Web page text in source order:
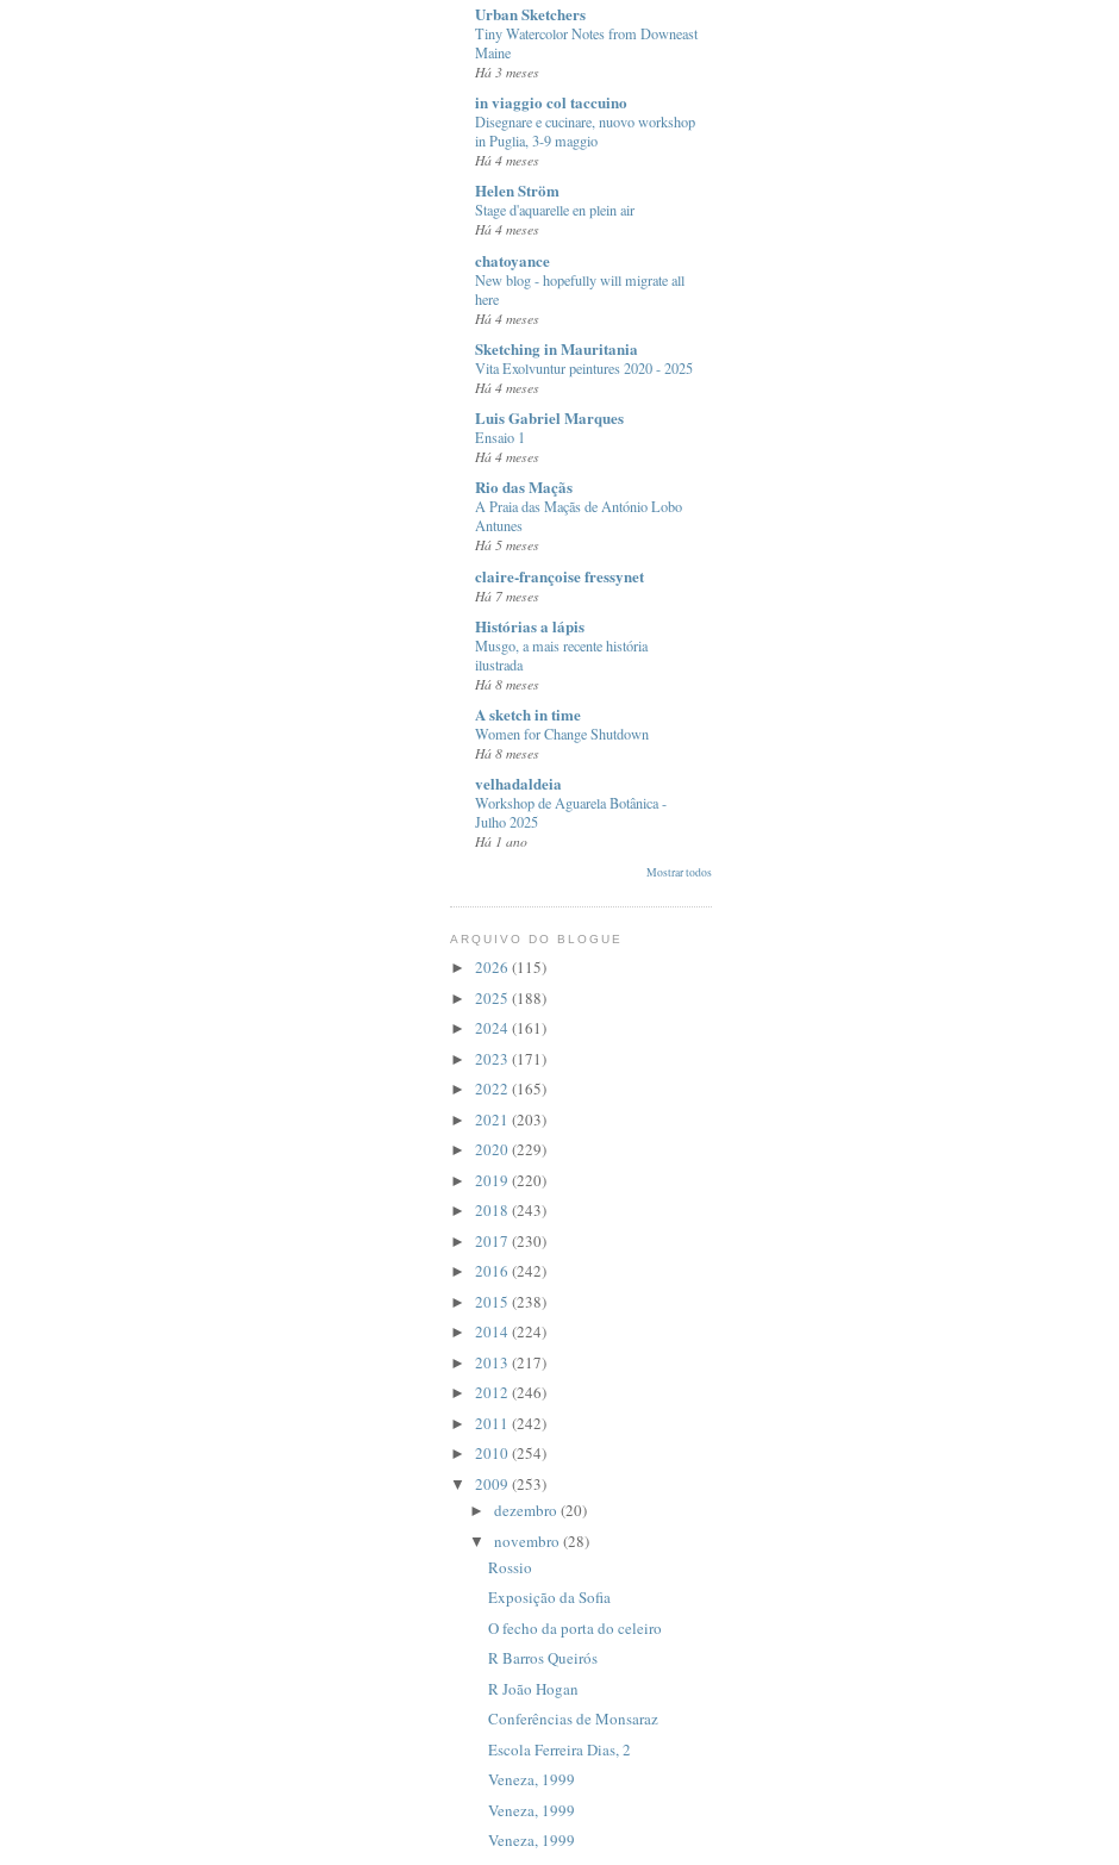
Urban Sketchers
Tiny Watercolor Notes from Downeast
Maine
Há 3 meses
in viaggio col taccuino
Disegnare e cucinare, nuovo workshop
in Puglia, 3-9 maggio
Há 4 meses
Helen Ström
Stage d'aquarelle en plein air
Há 4 meses
chatoyance
New blog - hopefully will migrate all
here
Há 4 meses
Sketching in Mauritania
Vita Exolvuntur peintures 2020 - 2025
Há 4 meses
Luis Gabriel Marques
Ensaio 1
Há 4 meses
Rio das Maçãs
A Praia das Maçãs de António Lobo
Antunes
Há 5 meses
claire-françoise fressynet
Há 7 meses
Histórias a lápis
Musgo, a mais recente história
ilustrada
Há 8 meses
A sketch in time
Women for Change Shutdown
Há 8 meses
velhadaldeia
Workshop de Aguarela Botânica -
Julho 2025
Há 1 ano
Mostrar todos
ARQUIVO DO BLOGUE
► 2026 (115)
► 2025 (188)
► 2024 (161)
► 2023 (171)
► 2022 (165)
► 2021 (203)
► 2020(229)
► 2019 (220)
► 2018 (243)
► 2017 (230)
► 2016 (242)
► 2015 (238)
► 2014 (224)
► 2013 (217)
► 2012 (246)
► 2011 (242)
► 2010(254)
▼ 2009 (253)
► dezembro (20)
▼ novembro (28)
Rossio
Exposição da Sofia
O fecho da porta do celeiro
R Barros Queirós
R João Hogan
Conferências de Monsaraz
Escola Ferreira Dias, 2
Veneza, 1999
Veneza, 1999
Veneza, 1999